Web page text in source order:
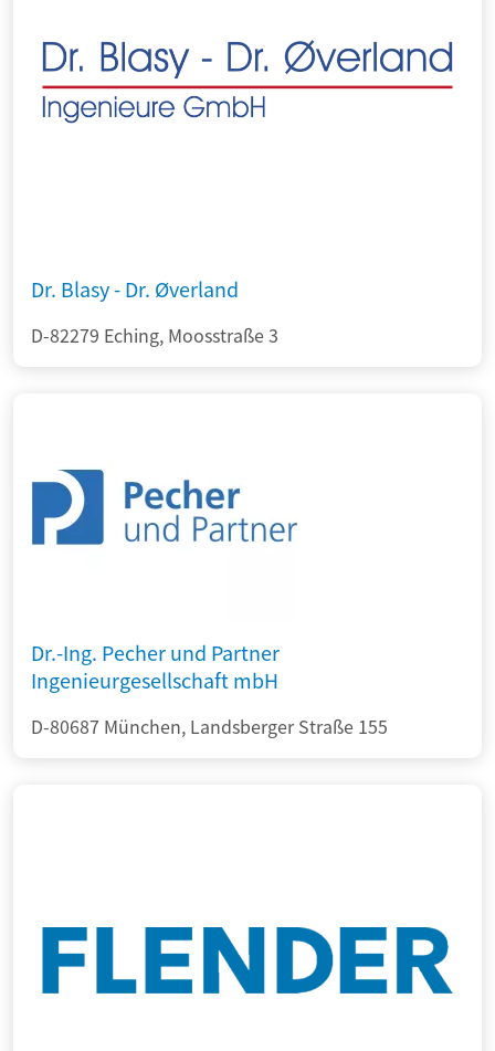
Dr. Blasy - Dr. Øverland
D-82279 Eching, Moosstraße 3
Dr.-Ing. Pecher und Partner
Ingenieurgesellschaft mbH
D-80687 München, Landsberger Straße 155